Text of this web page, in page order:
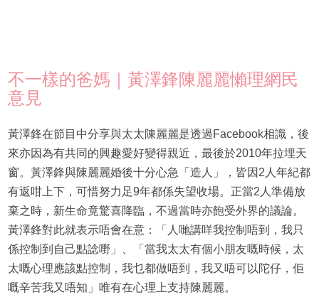
不一樣的爸媽｜黃澤鋒陳麗麗懶理網民
意見
黃澤鋒在節目中分享與太太陳麗麗是透過Facebook相識，後
來亦因為有共同的興趣愛好變得親近，最後於2010年拉埋天
窗。黃澤鋒與陳麗麗婚後十分心急「造人」，皆因2人年紀都
有返咁上下，可惜努力足9年都係失望收場。正當2人準備放
棄之時，新生命竟驚喜降臨，不過當時亦飽受外界的議論。
黃澤鋒對此就表示唔會在意：「人哋講咩我控制唔到，我只
係控制到自己點諗嘢」、「當我太太有個小朋友嘅時候，太
太嘅心理應該點控制，我乜都做唔到，我又唔可以陀仔，佢
嘅辛苦我又唔知」唯有在心理上支持陳麗麗。